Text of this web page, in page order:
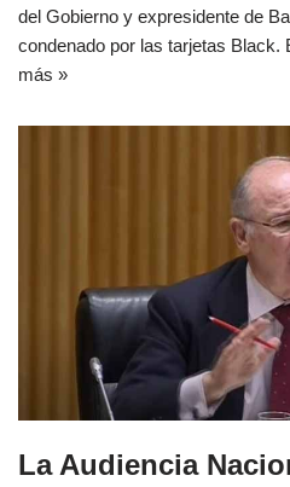
del Gobierno y expresidente de
condenado por las tarjetas
más »
La Audiencia